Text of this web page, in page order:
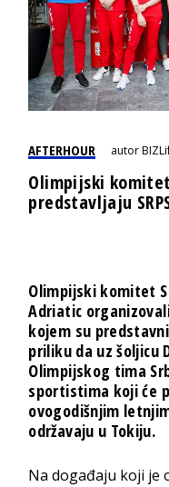
AFTERHOUR autor
Olimpijski
predstavljaju
Olimpijski komitet
Adriatic
kojem su
priliku da uz šoljicu
Olimpijskog tima
sportistima koji će
ovogodišnjim
održavaju u Tokiju.
Na događaju koji je